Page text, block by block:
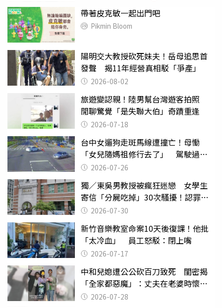
帶著皮克敏一起出門吧
Pikmin Bloom
陽明交大教授砍死妹夫！岳母追思首
發聲 揭11年經營真相駁「爭產」
2026-08-02
旅遊變認親！陸男幫台灣遊客拍照
閒聊驚覺「是失聯大伯」奇蹟重逢
2026-07-18
台中女遛狗走斑馬線遭撞亡！母慟
「女兒隨媽祖修行去了」 駕駛過失
致死判9月
2026-07-26
獨／東吳男教授被瘋狂迷戀 女學生
寄信「分屍吃掉」30次騷擾！認罪免
關 2026-07-30
新竹音樂教室命案10天後復課！他批
「太冷血」 員工怒駁：閉上嘴
2026-07-17
中和兒媳遭公公砍百刀致死 閨密揭
「全家都惡魔」：丈夫在老婆時懷孕
摔東西
2026-07-28